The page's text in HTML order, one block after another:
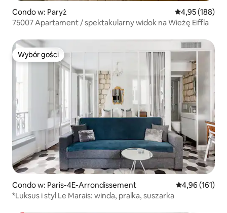
Condo w: Paryż Średnia
4,95 (188)
75007 Apartament / spektakularny widok na Wieżę Eiffla
Wybór gości
Wybór gości
Condo w: Paris-4E-Arrondissement Średnia
4,96 (161)
*Luksus i styl Le Marais: winda, pralka, suszarka